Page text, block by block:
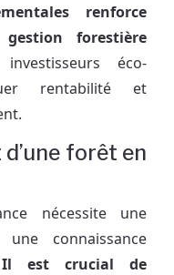
renforce
forestière
éco-
rentabilité et
forêt en
nécessite une
connaissance
Il est crucial de